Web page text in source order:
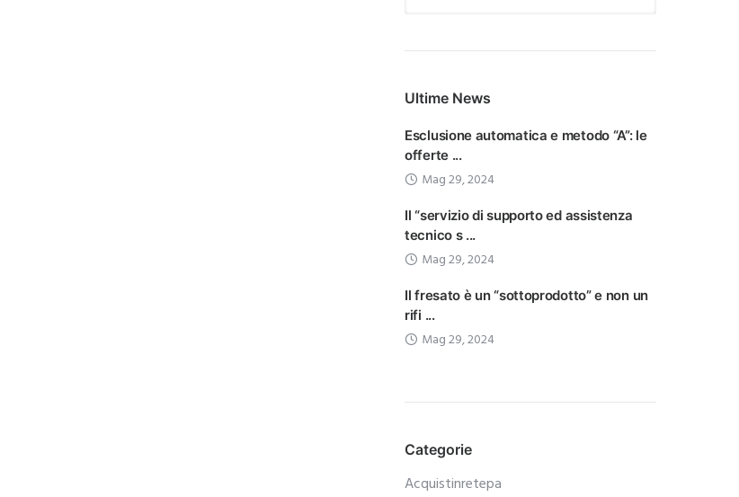
Ultime News
Esclusione automatica e metodo “A”: le
offerte ...
Mag 29, 2024
Il “servizio di supporto ed assistenza
tecnico s ...
Mag 29, 2024
Il fresato è un “sottoprodotto” e non un
rifi ...
Mag 29, 2024
Categorie
Acquistinretepa